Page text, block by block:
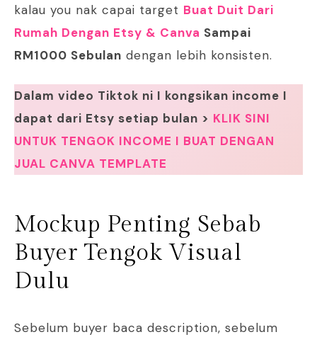
kalau you nak capai target Buat Duit Dari
Rumah Dengan Etsy & Canva Sampai
RM1000 Sebulan dengan lebih konsisten.
Dalam video Tiktok ni I kongsikan income I
dapat dari Etsy setiap bulan > KLIK SINI
UNTUK TENGOK INCOME I BUAT DENGAN
JUAL CANVA TEMPLATE
Mockup Penting Sebab
Buyer Tengok Visual
Dulu
Sebelum buyer baca description, sebelum